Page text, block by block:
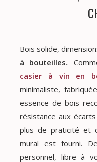
Bois solide,
à bouteilles..
casier à vin en
minimaliste,
essence de bois
résistance aux
plus de praticité et
mural est fourni.
personnel, libre à